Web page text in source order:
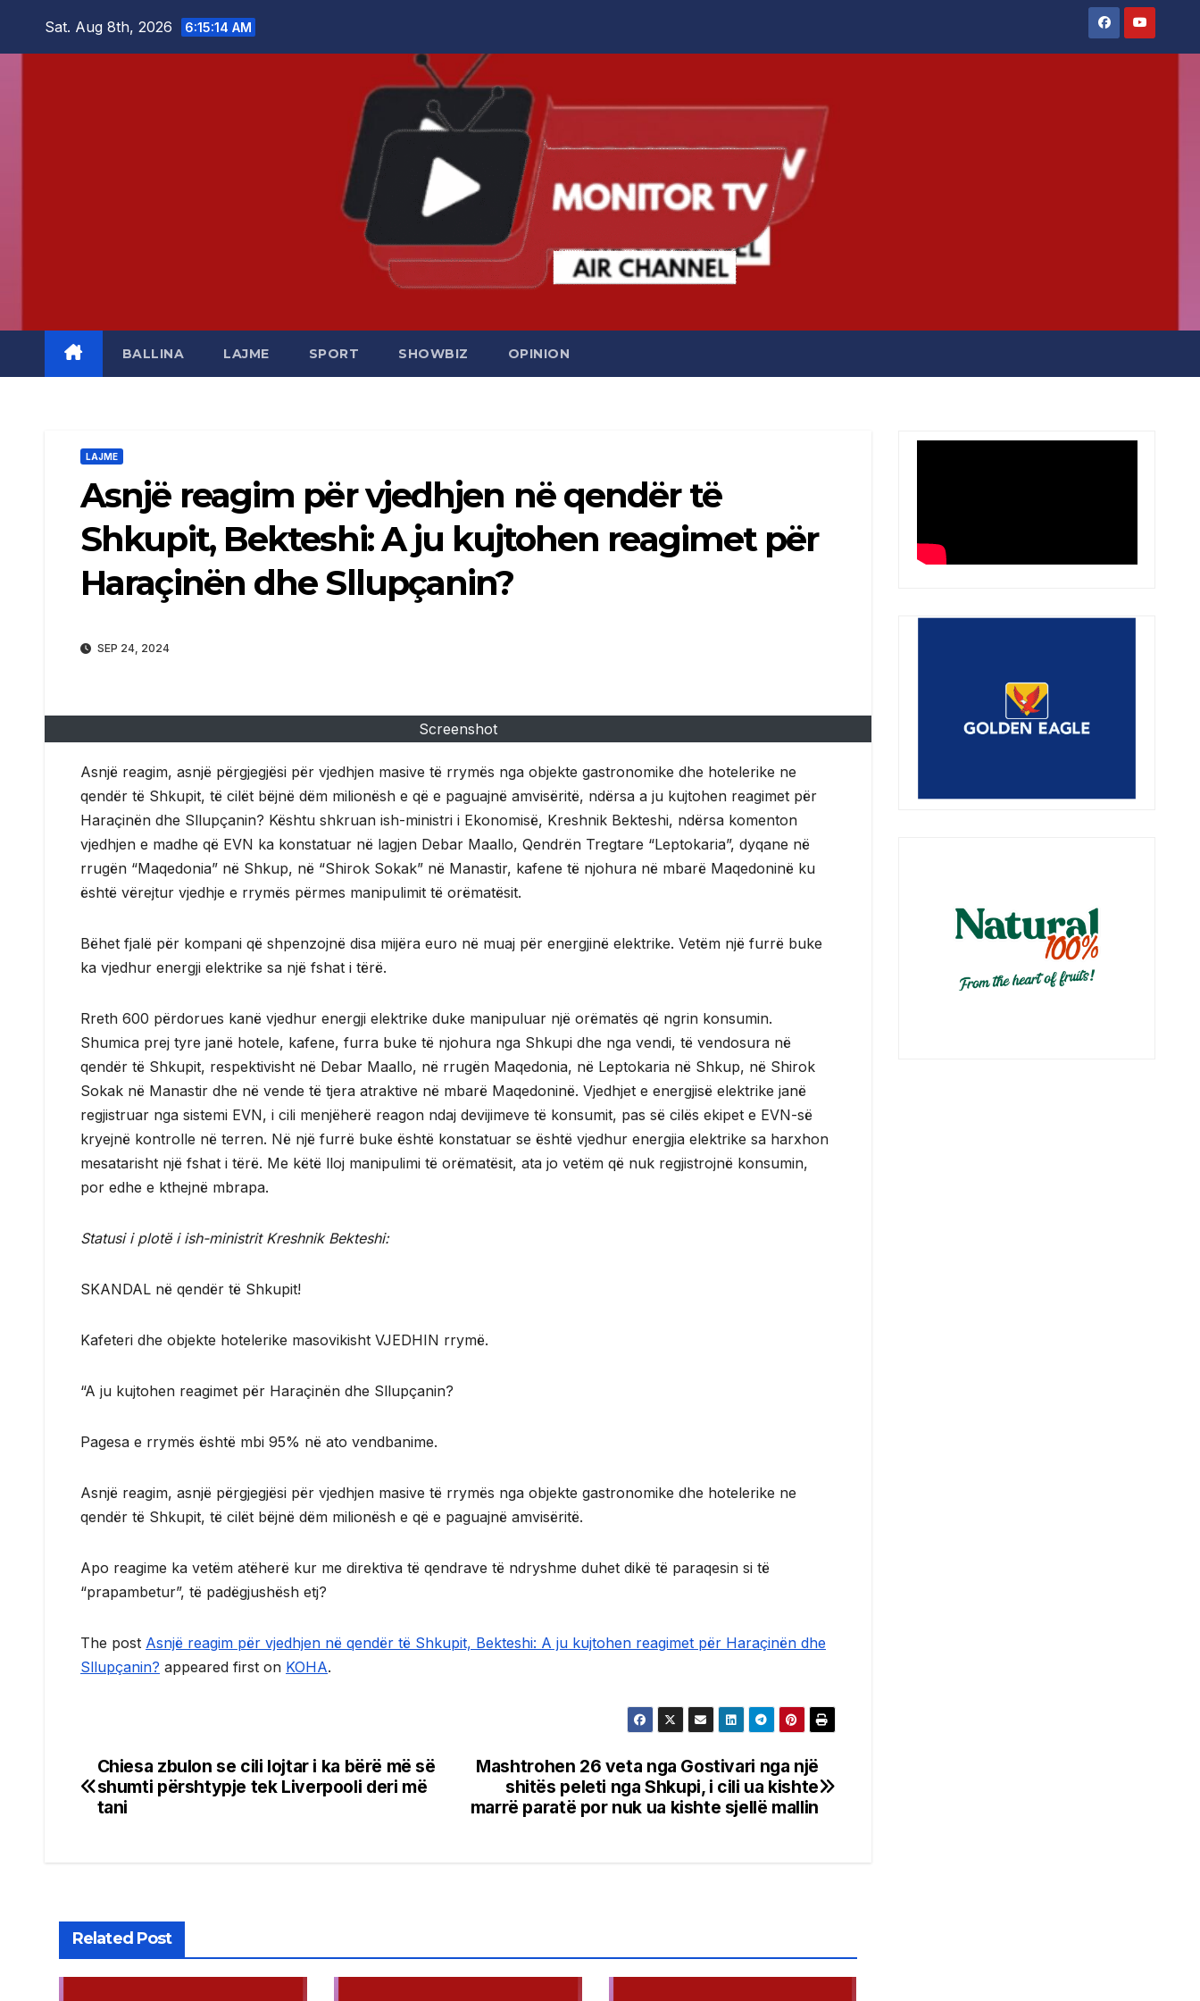
Sat. Aug 8th, 2026 6:15:15 AM
BALLINA LAJME SPORT SHOWBIZ OPINION
LAJME
Asnjë reagim për vjedhjen në qendër të
Shkupit, Bekteshi: A ju kujtohen reagimet për
Haraçinën dhe Sllupçanin?
SEP 24, 2024
Screenshot
Asnjë reagim, asnjë përgjegjësi për vjedhjen masive të rrymës nga objekte gastronomike dhe hotelerike ne
qendër të Shkupit, të cilët bëjnë dëm milionësh e që e paguajnë amvisëritë, ndërsa a ju kujtohen reagimet për
Haraçinën dhe Sllupçanin? Kështu shkruan ish-ministri i Ekonomisë, Kreshnik Bekteshi, ndërsa komenton
vjedhjen e madhe që EVN ka konstatuar në lagjen Debar Maallo, Qendrën Tregtare “Leptokaria”, dyqane në
rrugën “Maqedonia” në Shkup, në “Shirok Sokak” në Manastir, kafene të njohura në mbarë Maqedoninë ku
është vërejtur vjedhje e rrymës përmes manipulimit të orëmatësit.
Bëhet fjalë për kompani që shpenzojnë disa mijëra euro në muaj për energjinë elektrike. Vetëm një furrë buke
ka vjedhur energji elektrike sa një fshat i tërë.
Rreth 600 përdorues kanë vjedhur energji elektrike duke manipuluar një orëmatës që ngrin konsumin.
Shumica prej tyre janë hotele, kafene, furra buke të njohura nga Shkupi dhe nga vendi, të vendosura në
qendër të Shkupit, respektivisht në Debar Maallo, në rrugën Maqedonia, në Leptokaria në Shkup, në Shirok
Sokak në Manastir dhe në vende të tjera atraktive në mbarë Maqedoninë. Vjedhjet e energjisë elektrike janë
regjistruar nga sistemi EVN, i cili menjëherë reagon ndaj devijimeve të konsumit, pas së cilës ekipet e EVN-së
kryejnë kontrolle në terren. Në një furrë buke është konstatuar se është vjedhur energjia elektrike sa harxhon
mesatarisht një fshat i tërë. Me këtë lloj manipulimi të orëmatësit, ata jo vetëm që nuk regjistrojnë konsumin,
por edhe e kthejnë mbrapa.
Statusi i plotë i ish-ministrit Kreshnik Bekteshi:
SKANDAL në qendër të Shkupit!
Kafeteri dhe objekte hotelerike masovikisht VJEDHIN rrymë.
“A ju kujtohen reagimet për Haraçinën dhe Sllupçanin?
Pagesa e rrymës është mbi 95% në ato vendbanime.
Asnjë reagim, asnjë përgjegjësi për vjedhjen masive të rrymës nga objekte gastronomike dhe hotelerike ne
qendër të Shkupit, të cilët bëjnë dëm milionësh e që e paguajnë amvisëritë.
Apo reagime ka vetëm atëherë kur me direktiva të qendrave të ndryshme duhet dikë të paraqesin si të
“prapambetur”, të padëgjushësh etj?
The post Asnjë reagim për vjedhjen në qendër të Shkupit, Bekteshi: A ju kujtohen reagimet për Haraçinën dhe
Sllupçanin? appeared first on KOHA.
Post
navigation
Mashtrohen 26 veta nga Gostivari nga një
shitës peleti nga Shkupi, i cili ua kishte
marrë paratë por nuk ua kishte sjellë mallin
Chiesa zbulon se cili lojtar i ka bërë më së
shumti përshtypje tek Liverpooli deri më
tani
Related Post